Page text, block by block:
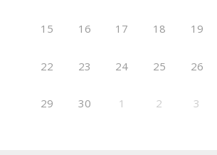
15 16 17 18 19
22 23 24 25 26
29 30 1 2 3